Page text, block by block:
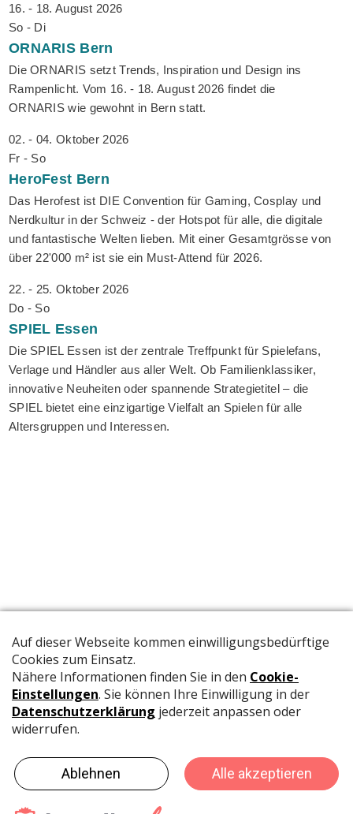
16. - 18. August 2026
So - Di
ORNARIS Bern
Die ORNARIS setzt Trends, Inspiration und Design ins
Rampenlicht. Vom 16. - 18. August 2026 findet die
ORNARIS wie gewohnt in Bern statt.
02. - 04. Oktober 2026
Fr - So
HeroFest Bern
Das Herofest ist DIE Convention für Gaming, Cosplay und
Nerdkultur in der Schweiz - der Hotspot für alle, die digitale
und fantastische Welten lieben. Mit einer Gesamtgrösse von
über 22'000 m² ist sie ein Must-Attend für 2026.
22. - 25. Oktober 2026
Do - So
SPIEL Essen
Die SPIEL Essen ist der zentrale Treffpunkt für Spielefans,
Verlage und Händler aus aller Welt. Ob Familienklassiker,
innovative Neuheiten oder spannende Strategietitel – die
SPIEL bietet eine einzigartige Vielfalt an Spielen für alle
Altersgruppen und Interessen.
Die offizielle Publikation der Schweizer Papeterien informiert
Meldungen aus der Branche.